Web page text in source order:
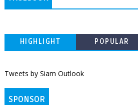
HIGHLIGHT POPULAR
Tweets by Siam Outlook
SPONSOR